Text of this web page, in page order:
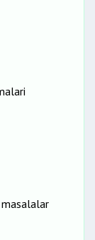
masalalar